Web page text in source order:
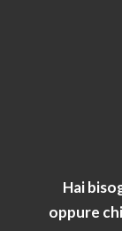
Hai
oppure